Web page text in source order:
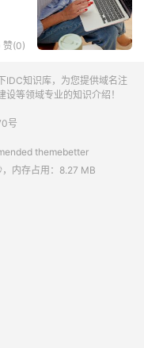
赞(0)
IDC知识库，为您提供域名注
等领域专业的知识介绍！
号
themebetter
内存占用：8.27 MB